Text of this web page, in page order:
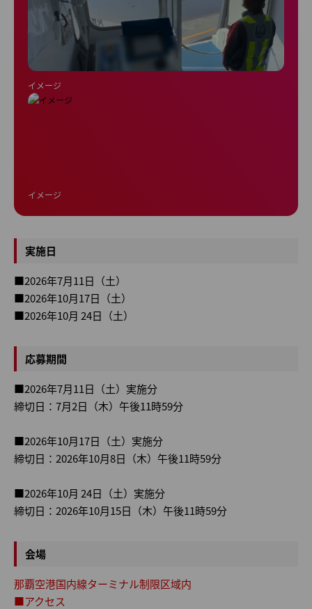
イメージ
イメージ
実施日
■2026年7月11日（土）
■2026年10月17日（土）
■2026年10月 24日（土）
応募期間
■2026年7月11日（土）実施分
締切日：7月2日（木）午後11時59分
■2026年10月17日（土）実施分
締切日：2026年10月8日（木）午後11時59分
■2026年10月 24日（土）実施分
締切日：2026年10月15日（木）午後11時59分
会場
那覇空港国内線ターミナル制限区域内
■アクセス